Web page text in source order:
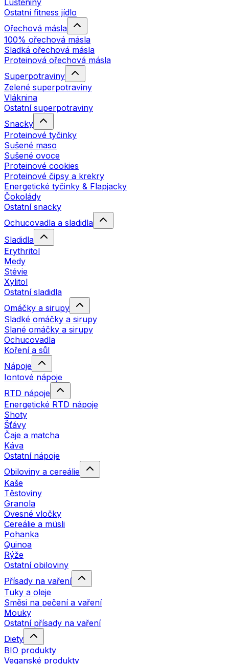
Luštěniny
Ostatní fitness jídlo
Ořechová másla
100% ořechová másla
Sladká ořechová másla
Proteinová ořechová másla
Superpotraviny
Zelené superpotraviny
Vláknina
Ostatní superpotraviny
Snacky
Proteinové tyčinky
Sušené maso
Sušené ovoce
Proteinové cookies
Proteinové čipsy a krekry
Energetické tyčinky & Flapjacky
Čokolády
Ostatní snacky
Ochucovadla a sladidla
Sladidla
Erythritol
Medy
Stévie
Xylitol
Ostatní sladidla
Omáčky a sirupy
Sladké omáčky a sirupy
Slané omáčky a sirupy
Ochucovadla
Koření a sůl
Nápoje
Iontové nápoje
RTD nápoje
Energetické RTD nápoje
Shoty
Šťávy
Čaje a matcha
Káva
Ostatní nápoje
Obiloviny a cereálie
Kaše
Těstoviny
Granola
Ovesné vločky
Cereálie a müsli
Pohanka
Quinoa
Rýže
Ostatní obiloviny
Přísady na vaření
Tuky a oleje
Směsi na pečení a vaření
Mouky
Ostatní přísady na vaření
Diety
BIO produkty
Veganské produkty